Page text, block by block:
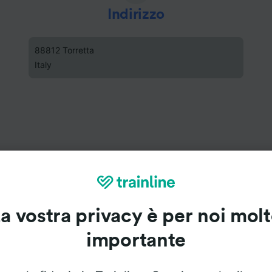
Indirizzo
88812 Torretta
Italy
di Crucoli
vostra privacy è per noi
importante